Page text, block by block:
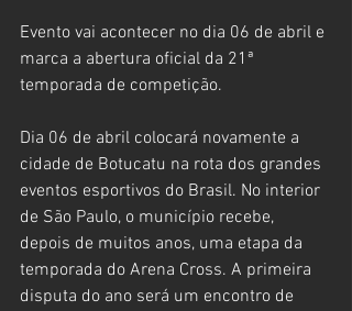
Evento vai acontecer no dia 06 de abril e
marca a abertura oficial da 21ª
temporada de competição.
Dia 06 de abril colocará novamente a
cidade de Botucatu na rota dos grandes
eventos esportivos do Brasil. No interior
de São Paulo, o município recebe,
depois de muitos anos, uma etapa da
temporada do Arena Cross. A primeira
disputa do ano será um encontro de